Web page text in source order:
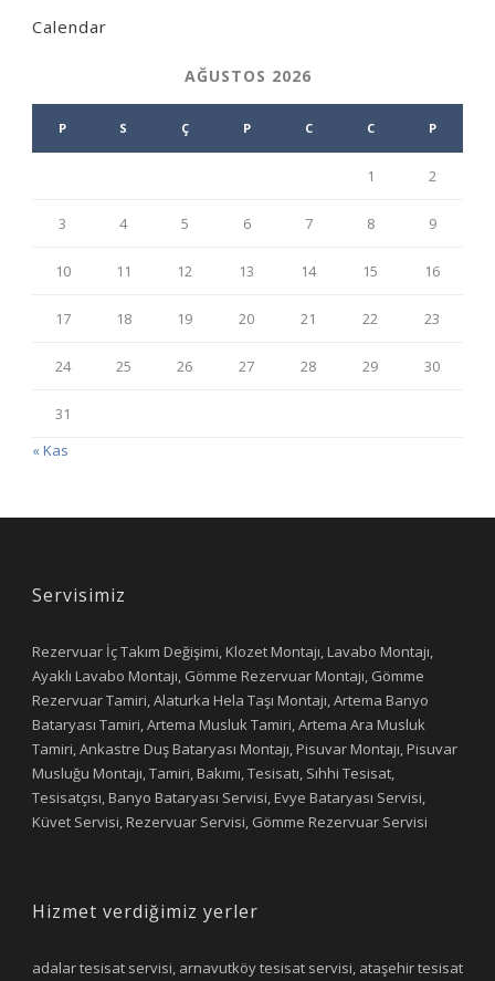
Calendar
AĞUSTOS 2026
P S Ç P C C P
1 2
3 4 5 6 7 8 9
10 11 12 13 14 15 16
17 18 19 20 21 22 23
24 25 26 27 28 29 30
31
« Kas
Servisimiz
Rezervuar İç Takım Değişimi, Klozet Montajı, Lavabo Montajı,
Ayaklı Lavabo Montajı, Gömme Rezervuar Montajı, Gömme
Rezervuar Tamiri, Alaturka Hela Taşı Montajı, Artema Banyo
Bataryası Tamiri, Artema Musluk Tamiri, Artema Ara Musluk
Tamiri, Ankastre Duş Bataryası Montajı, Pisuvar Montajı, Pisuvar
Musluğu Montajı, Tamiri, Bakımı, Tesisatı, Sıhhi Tesisat,
Tesisatçısı, Banyo Bataryası Servisi, Evye Bataryası Servisi,
Küvet Servisi, Rezervuar Servisi, Gömme Rezervuar Servisi
Hizmet verdiğimiz yerler
adalar tesisat servisi, arnavutköy tesisat servisi, ataşehir tesisat